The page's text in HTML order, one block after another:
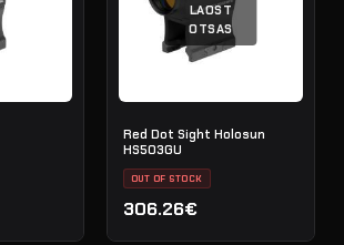
LAOST
OTSAS
Red Dot Sight Holosun
HS503GU
OUT OF STOCK
306.26€